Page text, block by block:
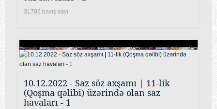
31705 baxış sayı
10.12.2022 - Saz söz axşamı | 11-lik
(Qoşma qəlibi) üzərində olan saz
havaları - 1